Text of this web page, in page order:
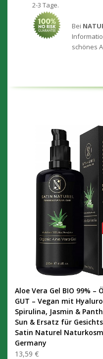
2-3 Tage.
Bei
schönes
PRODUKT
Aloe Vera Gel BIO 99% –
GUT – Vegan mit
Spirulina, Jasmin &
Sun & Ersatz für
Satin Naturel
Germany
13,59 €